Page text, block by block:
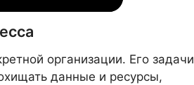
организации. Его задачи
данные и ресурсы,